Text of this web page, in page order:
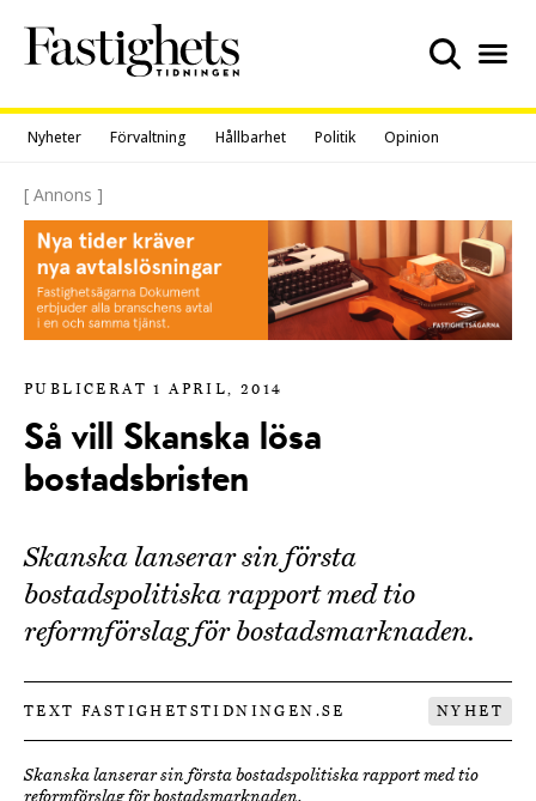
content
Nyheter Förvaltning Hållbarhet Politik Opinion
[ Annons ]
PUBLICERAT 1 APRIL, 2014
Så vill Skanska lösa
bostadsbristen
Skanska lanserar sin första
bostadspolitiska rapport med tio
reformförslag för bostadsmarknaden.
TEXT FASTIGHETSTIDNINGEN.SE NYHET
Skanska lanserar sin första bostadspolitiska rapport med tio